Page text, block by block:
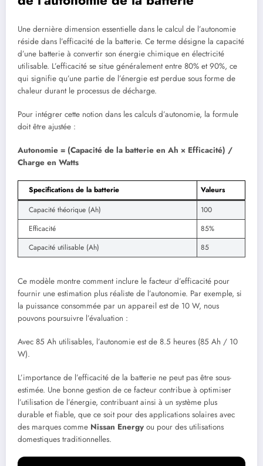
Une dernière dimension essentielle dans le calcul de l’autonomie
réside dans l’efficacité de la batterie. Ce terme désigne la capacité
d’une batterie à convertir son énergie chimique en électricité
utilisable. L’efficacité se situe généralement entre 80% et 90%, ce
qui signifie qu’une partie de l’énergie est perdue sous forme de
chaleur durant le processus de décharge.
Pour intégrer cette notion dans les calculs d’autonomie, la formule
doit être ajustée :
Autonomie = (Capacité de la batterie en Ah × Efficacité) /
Charge en Watts
Specifications de la batterie
Valeurs
Capacité théorique (Ah)
100
Efficacité
85%
Capacité utilisable (Ah)
85
Ce modèle montre comment inclure le facteur d’efficacité pour
fournir une estimation plus réaliste de l’autonomie. Par exemple, si
la puissance consommée par un appareil est de 10 W, nous
pouvons poursuivre l’évaluation :
Avec 85 Ah utilisables, l’autonomie est de 8.5 heures (85 Ah / 10
W).
L’importance de l’efficacité de la batterie ne peut pas être sous-
estimée. Une bonne gestion de ce facteur contribue à optimiser
l’utilisation de l’énergie, contribuant ainsi à un système plus
durable et fiable, que ce soit pour des applications solaires avec
des marques comme Nissan Energy ou pour des utilisations
domestiques traditionnelles.